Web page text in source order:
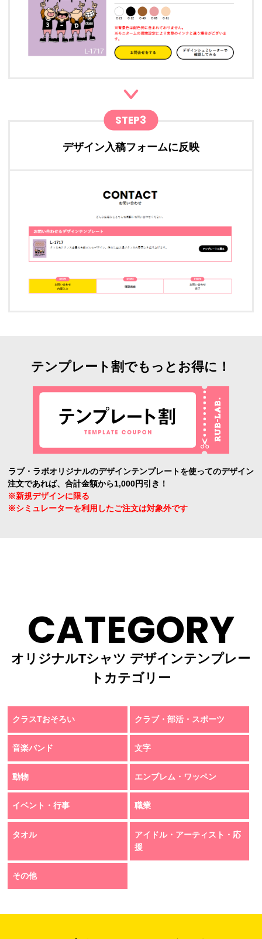
STEP3
デザイン入稿フォームに反映
テンプレート割でもっとお得に！
ラブ・ラボオリジナルのデザインテンプレートを使ってのデザイン
注文であれば、合計金額から1,000円引き！
※新規デザインに限る
※シミュレーターを利用したご注文は対象外です
CATEGORY
オリジナルTシャツ デザインテンプレー
トカテゴリー
クラスTおそろい クラブ・部活・スポーツ
音楽バンド 文字
動物 エンブレム・ワッペン
イベント・行事 職業
タオル
アイドル・アーティスト・応
援
その他